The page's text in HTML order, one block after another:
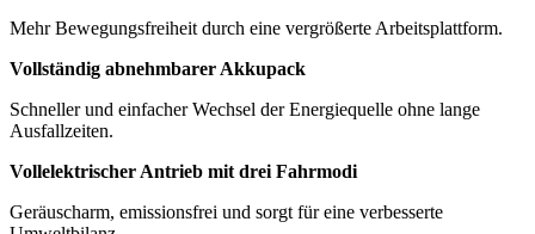
Mehr Bewegungsfreiheit durch eine vergrößerte Arbeitsplattform.
Vollständig abnehmbarer Akkupack
Schneller und einfacher Wechsel der Energiequelle ohne lange
Ausfallzeiten.
Vollelektrischer Antrieb mit drei Fahrmodi
Geräuscharm, emissionsfrei und sorgt für eine verbesserte